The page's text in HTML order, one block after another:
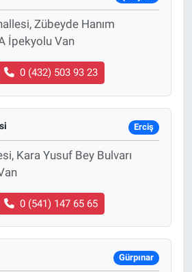
Zübeyde Hanım
İpekyolu Van
0 (432) 503 93 23
Erciş
Kara Yusuf Bey Bulvarı
0 (541) 147 65 65
Gürpınar